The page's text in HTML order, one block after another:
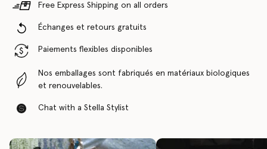
Free Express Shipping on all orders
Échanges et retours gratuits
Paiements flexibles disponibles
Nos emballages sont fabriqués en matériaux biologiques
et renouvelables.
Chat with a Stella Stylist